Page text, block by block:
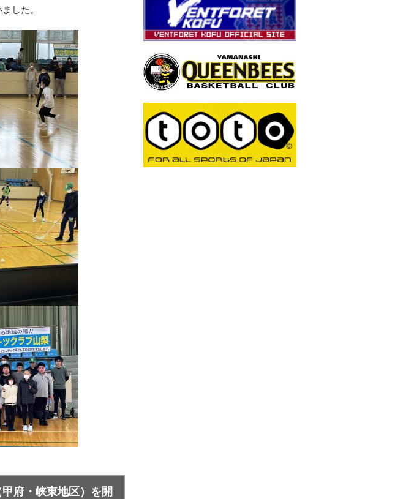
した。
府・峡東地区）を開